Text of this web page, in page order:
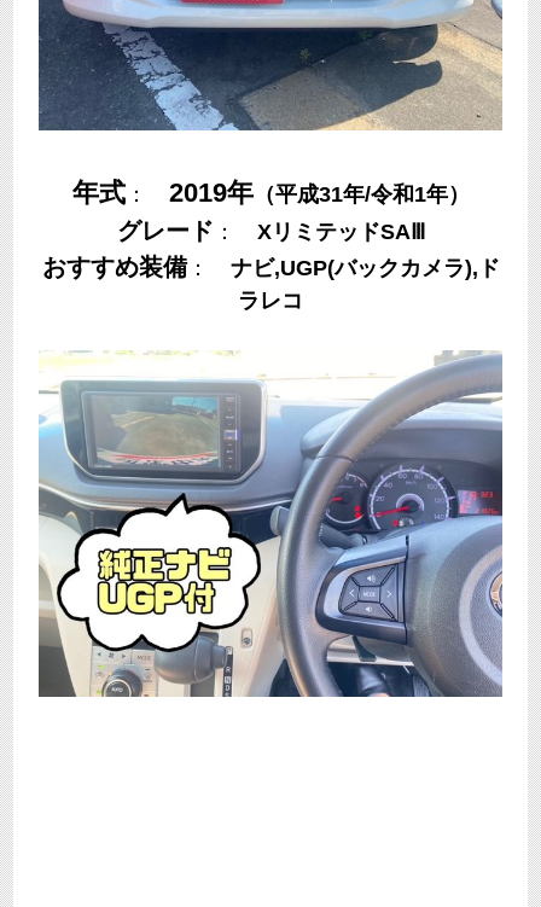
年式： 2019年（平成31年/令和1年）
グレード ： XリミテッドSAⅢ
おすすめ装備： ナビ,UGP(バックカメラ),ド
ラレコ